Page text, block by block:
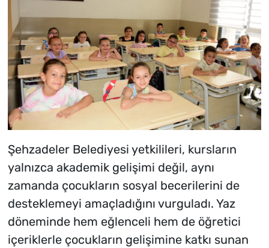
Şehzadeler Belediyesi yetkilileri, kursların
yalnızca akademik gelişimi değil, aynı
zamanda çocukların sosyal becerilerini de
desteklemeyi amaçladığını vurguladı. Yaz
döneminde hem eğlenceli hem de öğretici
içeriklerle çocukların gelişimine katkı sunan